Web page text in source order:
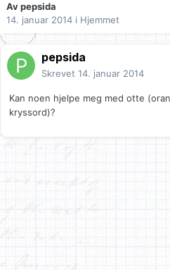
Avpepsida
14. januar 2014 i Hjemmet
pepsida
Skrevet 14. januar 2014
Kan noen hjelpe meg med otte
kryssord)?